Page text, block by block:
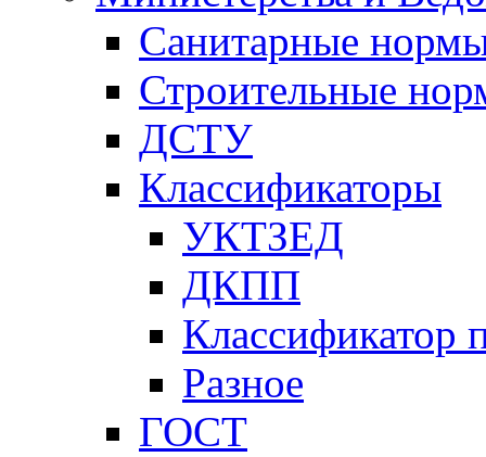
Санитарные
Строительные
ДСТУ
Классификаторы
УКТЗЕД
ДКПП
Классификатор
Разное
ГОСТ